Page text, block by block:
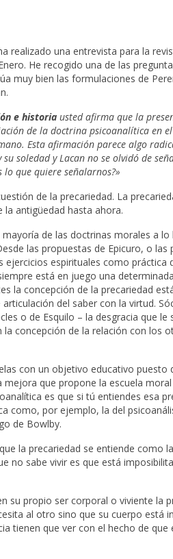
realizado una entrevista para la
He recogido una de las
muy bien las formulaciones de
e historia usted afirma que la
de la doctrina psicoanalítica en
Esta afirmación parece algo
soledad y Lacan no se olvidó de
que quiere señalarnos?»
de la precariedad. La
antigüedad hasta ahora.
de las doctrinas morales a
las propuestas de Epicuro, o
ejercicios espirituales como
está en juego una
la concepción de la precariedad
del saber con la virtud.
o de Esquilo – la desgracia que
concepción de la relación con los
con un objetivo educativo
que propone la escuela
es que si tú entiendes esa
como, por ejemplo, la del
de Bowlby.
la precariedad se entiende como
no sabe vivir es que está
su propio ser corporal o viviente la
al otro sino que su cuerpo está
tienen que ver con el hecho de